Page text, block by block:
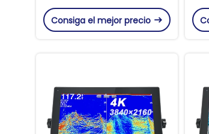
1920x1080 monitor lleno de
cristal del acero inoxidable
Consiga el mejor precio